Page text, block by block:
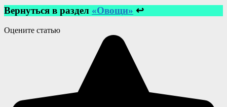
Вернуться в раздел «Овощи» ↩
Оцените статью